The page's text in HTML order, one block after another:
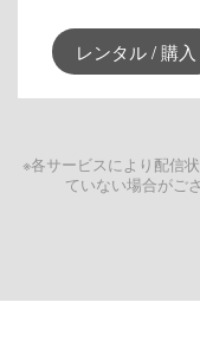
レンタル / 購入
※各サービスにより配信
ていない場合がご